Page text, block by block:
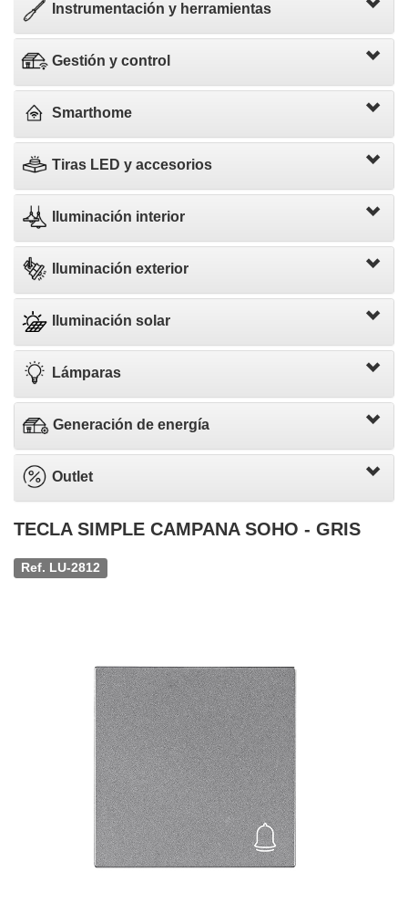
Instrumentación y herramientas
Gestión y control
Smarthome
Tiras LED y accesorios
Iluminación interior
Iluminación exterior
Iluminación solar
Lámparas
Generación de energía
Outlet
TECLA SIMPLE CAMPANA SOHO - GRIS
Ref. LU-2812